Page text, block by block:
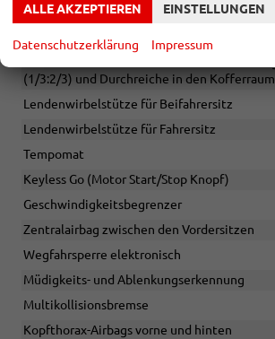
Vordersitze höhenverstellbar
Sitzbezug in Stoff/Teilleder (Imitat)
(1/3:2/3) und Durchreiche in den Kofferraum
Lendenwirbelstütze für Beifahrersitz
Lendenwirbelstütze für Fahrersitz
Tempomat
Keyless Go (Motor Start/Stop Knopf)
Geschwindigkeitsbegrenzer
Zentralairbag zwischen den Vordersitzen
Wegfahrsperre elektronisch
Müdigkeits- und Ablenkungserkennung
Multikollisionsbremse
Kopfthorax-Airbags vorne und hinten
ALLE AKZEPTIEREN EINSTELLUNGEN
Datenschutzerklärung Impressum